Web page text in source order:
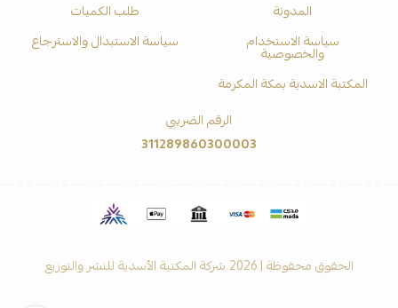
المدونة
طلب الكميات
سياسة الاستخدام
والخصوصية
سياسة الاستبدال والاسترجاع
المكتبة الاسدية بمكة المكرمة
الرقم الضريبي
311289860300003
الحقوق محفوظة | 2026 شركة المكتبة الأسدية للنشر والتوزيع